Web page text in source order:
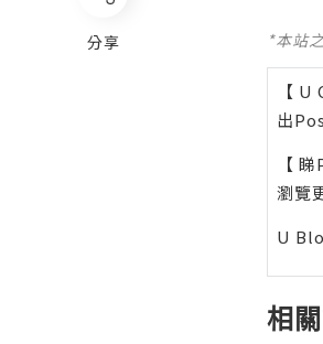
分享 *本站
【
出
【
瀏覽
U
相